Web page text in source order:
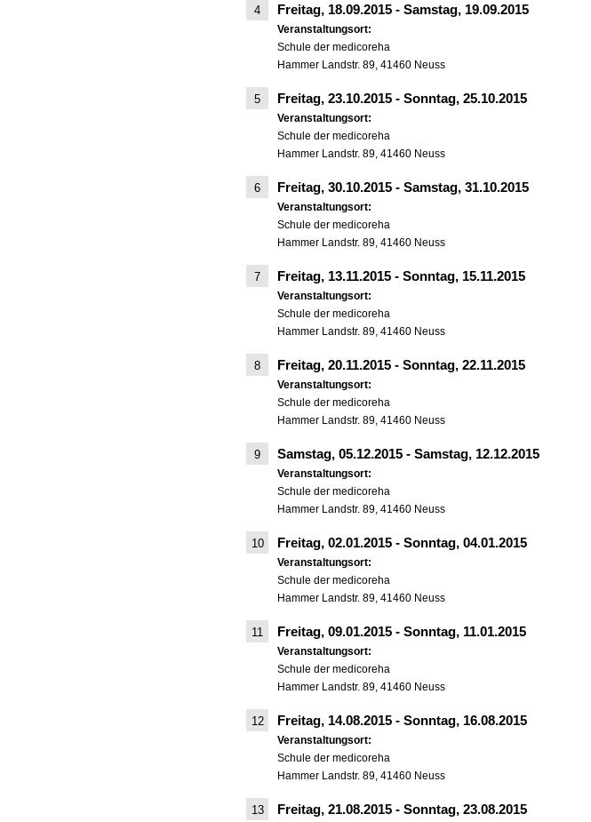
4 Freitag, 18.09.2015 - Samstag, 19.09.2015
Veranstaltungsort:
Schule der medicoreha
Hammer Landstr. 89, 41460 Neuss
5 Freitag, 23.10.2015 - Sonntag, 25.10.2015
Veranstaltungsort:
Schule der medicoreha
Hammer Landstr. 89, 41460 Neuss
6 Freitag, 30.10.2015 - Samstag, 31.10.2015
Veranstaltungsort:
Schule der medicoreha
Hammer Landstr. 89, 41460 Neuss
7 Freitag, 13.11.2015 - Sonntag, 15.11.2015
Veranstaltungsort:
Schule der medicoreha
Hammer Landstr. 89, 41460 Neuss
8 Freitag, 20.11.2015 - Sonntag, 22.11.2015
Veranstaltungsort:
Schule der medicoreha
Hammer Landstr. 89, 41460 Neuss
9 Samstag, 05.12.2015 - Samstag, 12.12.2015
Veranstaltungsort:
Schule der medicoreha
Hammer Landstr. 89, 41460 Neuss
10 Freitag, 02.01.2015 - Sonntag, 04.01.2015
Veranstaltungsort:
Schule der medicoreha
Hammer Landstr. 89, 41460 Neuss
11 Freitag, 09.01.2015 - Sonntag, 11.01.2015
Veranstaltungsort:
Schule der medicoreha
Hammer Landstr. 89, 41460 Neuss
12 Freitag, 14.08.2015 - Sonntag, 16.08.2015
Veranstaltungsort:
Schule der medicoreha
Hammer Landstr. 89, 41460 Neuss
13 Freitag, 21.08.2015 - Sonntag, 23.08.2015